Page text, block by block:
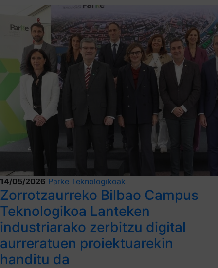
14/05/2026 Parke Teknologikoak
Zorrotzaurreko Bilbao Campus
Teknologikoa Lanteken
industriarako zerbitzu digital
aurreratuen proiektuarekin
handitu da